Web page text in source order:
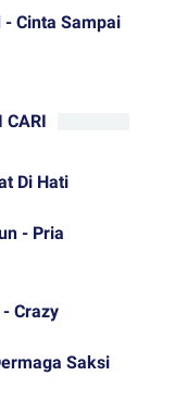
- Cinta Sampai
CARI
Di Hati
- Pria
Crazy
Saksi